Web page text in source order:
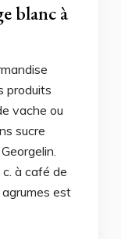
blanc à
produits
vache ou
sucre
à café de
est